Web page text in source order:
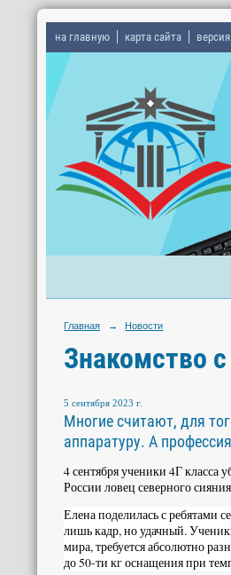
на главную карта сайта
Главная → Новости
Знакомство
5 сентября 2023 г.
Многие считают, для
аппаратуру. А
4 сентября ученики 4Г
России ловец северного
Елена поделилась с ребятами
лишь кадр, но удачный.
мира, требуется абсолютно
до 50-ти кг оснащения при